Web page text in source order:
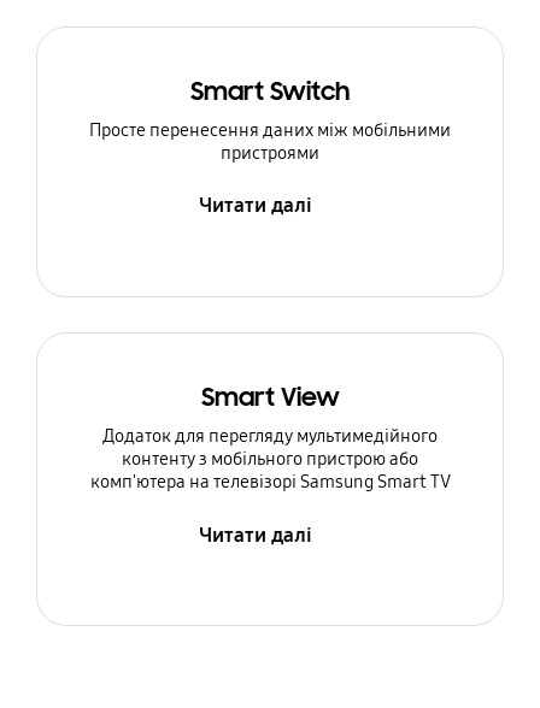
Smart Switch
Просте перенесення даних між мобільними
пристроями
Читати далі
Smart View
Додаток для перегляду мультимедійного
контенту з мобільного пристрою або
комп'ютера на телевізорі Samsung Smart TV
Читати далі